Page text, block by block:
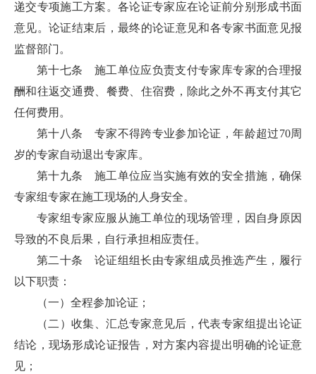
递交专项施工方案。各论证专家应在论证前分别形成书面
意见。论证结束后，最终的论证意见和各专家书面意见报
监督部门。
第十七条 施工单位应负责支付专家库专家的合理报
酬和往返交通费、餐费、住宿费，除此之外不再支付其它
任何费用。
第十八条 专家不得跨专业参加论证，年龄超过70周
岁的专家自动退出专家库。
第十九条 施工单位应当实施有效的安全措施，确保
专家组专家在施工现场的人身安全。
专家组专家应服从施工单位的现场管理，因自身原因
导致的不良后果，自行承担相应责任。
第二十条 论证组组长由专家组成员推选产生，履行
以下职责：
（一）全程参加论证；
（二）收集、汇总专家意见后，代表专家组提出论证
结论，现场形成论证报告，对方案内容提出明确的论证意
见；